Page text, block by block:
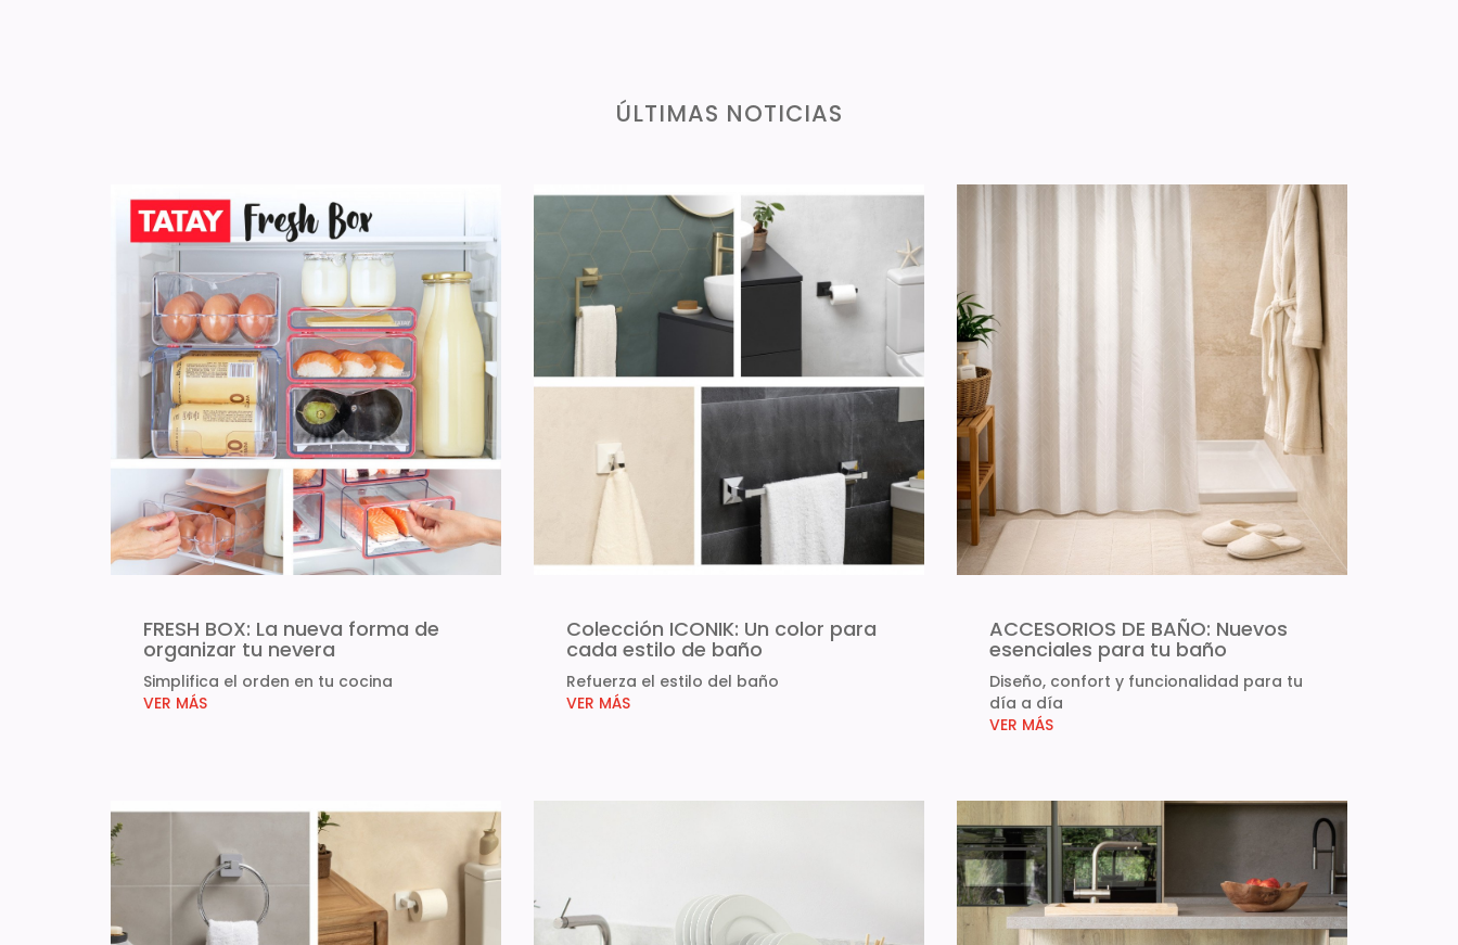
ÚLTIMAS NOTICIAS
FRESH BOX: La nueva forma de
organizar tu nevera
Simplifica el orden en tu cocina
VER MÁS
Colección ICONIK: Un color para
cada estilo de baño
Refuerza el estilo del baño
VER MÁS
ACCESORIOS DE BAÑO: Nuevos
esenciales para tu baño
Diseño, confort y funcionalidad para tu
día a día
VER MÁS